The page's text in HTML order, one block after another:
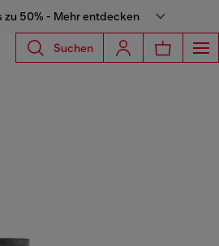
zu 50% - Mehr entdecken
Suchen